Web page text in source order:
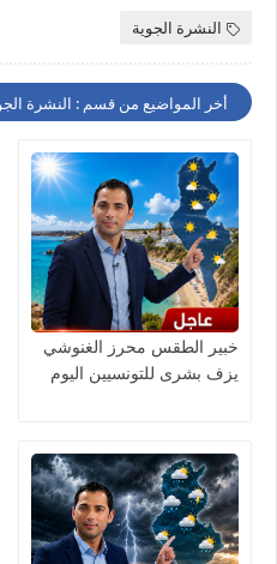
النشرة الجوية
أخر المواضيع من قسم : النشرة
خبير الطقس محرز الغنوشي
يزف بشرى للتونسيين اليوم